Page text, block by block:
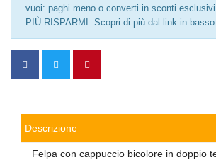
vuoi: paghi meno o converti in sconti
PIÙ RISPARMI. Scopri di più dal link in basso
Descrizione
Felpa con cappuccio bicolore in doppio